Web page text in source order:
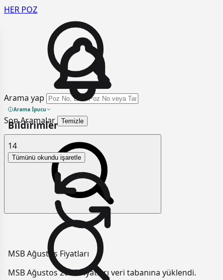
HER POZ
Arama yap
Arama İpucu
Son Aramalar Temizle
Bildirimler
14
Tümünü okundu işaretle
MSB Ağustos Fiyatları
MSB Ağustos 2026 Fiyatları veri tabanına yüklendi.